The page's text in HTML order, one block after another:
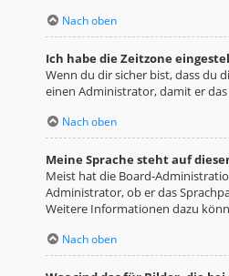
Nach oben
Ich habe die Zeitzone
Wenn du dir sicher bist, dass du
einen Administrator, damit er
Nach oben
Meine Sprache steht auf
Meist hat die Board-
Administrator, ob er das
Weitere Informationen dazu
Nach oben